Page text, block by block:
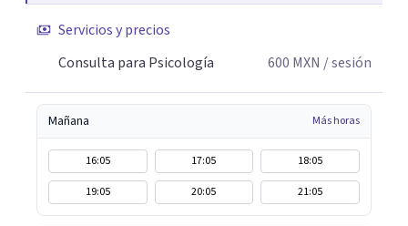
Servicios y precios
Consulta para Psicología
600 MXN / sesión
Mañana Más horas
16:05 17:05
18:05
19:05
20:05 21:05